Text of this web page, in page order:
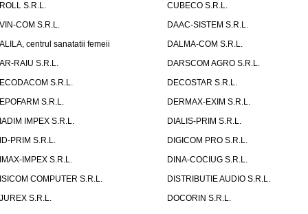
S.R.L.
CUBECO S.R.L.
COM S.R.L.
DAAC-SISTEM S.R.L.
centrul sanatatii femeii
DALMA-COM S.R.L.
RAIU S.R.L.
DARSCOM AGRO S.R.L.
S.R.L.
DECOSTAR S.R.L.
S.R.L.
DERMAX-EXIM S.R.L.
IMPEX S.R.L.
DIALIS-PRIM S.R.L.
PRIM S.R.L.
DIGICOM PRO S.R.L.
IMPEX S.R.L.
DINA-COCIUG S.R.L.
COMPUTER S.R.L.
DISTRIBUTIE AUDIO S.R.L.
S.R.L.
DOCORIN S.R.L.